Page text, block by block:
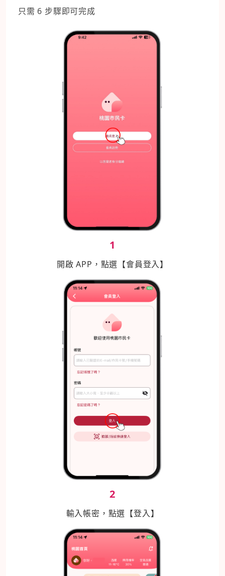
只需 6 步驟即可完成
1
開啟 APP，點選【會員登入】
2
輸入帳密，點選【登入】